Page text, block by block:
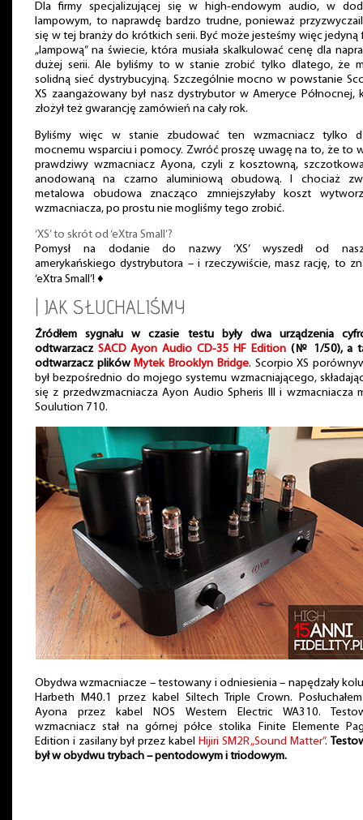
Dla firmy specjalizującej się w high-endowym audio, w
lampowym, to naprawdę bardzo trudne, ponieważ
się w tej branży do krótkich serii. Być może jesteśmy więc jedyną
„lampową” na świecie, która musiała skalkulować cenę dla
dużej serii. Ale byliśmy to w stanie zrobić tylko dlatego, że
solidną sieć dystrybucyjną. Szczególnie mocno w powstanie
XS zaangażowany był nasz dystrybutor w Ameryce Północnej,
złożył też gwarancję zamówień na cały rok.
Byliśmy więc w stanie zbudować ten wzmacniacz tylko
mocnemu wsparciu i pomocy. Zwróć proszę uwagę na to, że to
prawdziwy wzmacniacz Ayona, czyli z kosztowną,
anodowaną na czarno aluminiową obudową. I chociaż
metalowa obudowa znacząco zmniejszyłaby koszt
wzmacniacza, po prostu nie mogliśmy tego zrobić.
‘XS’ to skrót od ‘eXtra Small’?
Pomysł na dodanie do nazwy ‘XS’ wyszedł od
amerykańskiego dystrybutora – i rzeczywiście, masz rację, to
‘eXtra Small’! ♦
| JAK SŁUCHALIŚMY
Źródłem sygnału w czasie testu były dwa urządzenia
odtwarzacz SACD Ayon Audio CD-35 HF Edition (№ 1/50), a
odtwarzacz plików Mytek Brooklyn Bridge. Scorpio XS
był bezpośrednio do mojego systemu wzmacniającego,
się z przedwzmacniacza Ayon Audio Spheris III i wzmacniacza
Soulution 710.
Obydwa wzmacniacze – testowany i odniesienia – napędzały
Harbeth M40.1 przez kabel Siltech Triple Crown.
Ayona przez kabel NOS Western Electric WA310.
wzmacniacz stał na górnej półce stolika Finite Elemente
Edition i zasilany był przez kabel Hijiri SM2R „Sound Matter”.
był w obydwu trybach – pentodowym i triodowym.